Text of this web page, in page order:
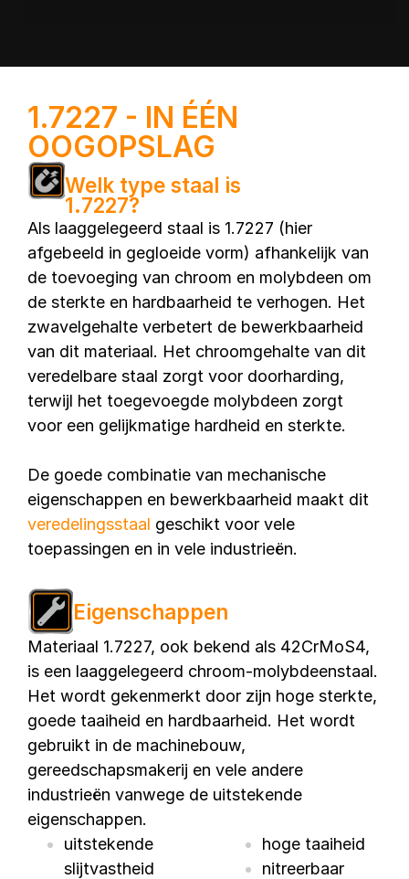
1.7227 - IN ÉÉN
OOGOPSLAG
Welk type staal is
1.7227?
Als laaggelegeerd staal is 1.7227 (hier
afgebeeld in gegloeide vorm) afhankelijk van
de toevoeging van chroom en molybdeen om
de sterkte en hardbaarheid te verhogen. Het
zwavelgehalte verbetert de bewerkbaarheid
van dit materiaal. Het chroomgehalte van dit
veredelbare staal zorgt voor doorharding,
terwijl het toegevoegde molybdeen zorgt
voor een gelijkmatige hardheid en sterkte.
De goede combinatie van mechanische
eigenschappen en bewerkbaarheid maakt dit
veredelingsstaal geschikt voor vele
toepassingen en in vele industrieën.
Eigenschappen
Materiaal 1.7227, ook bekend als 42CrMoS4,
is een laaggelegeerd chroom-molybdeenstaal.
Het wordt gekenmerkt door zijn hoge sterkte,
goede taaiheid en hardbaarheid. Het wordt
gebruikt in de machinebouw,
gereedschapsmakerij en vele andere
industrieën vanwege de uitstekende
eigenschappen.
uitstekende
slijtvastheid
hoge taaiheid
nitreerbaar